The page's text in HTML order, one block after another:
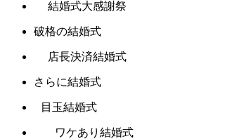
結婚式大感謝祭
破格の結婚式
店長決済結婚式
さらに結婚式
目玉結婚式
ワケあり結婚式